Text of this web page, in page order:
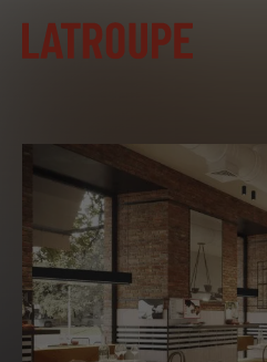
DESTINOS
OFERTAS
CITY
EVENTOS
GRUPOS